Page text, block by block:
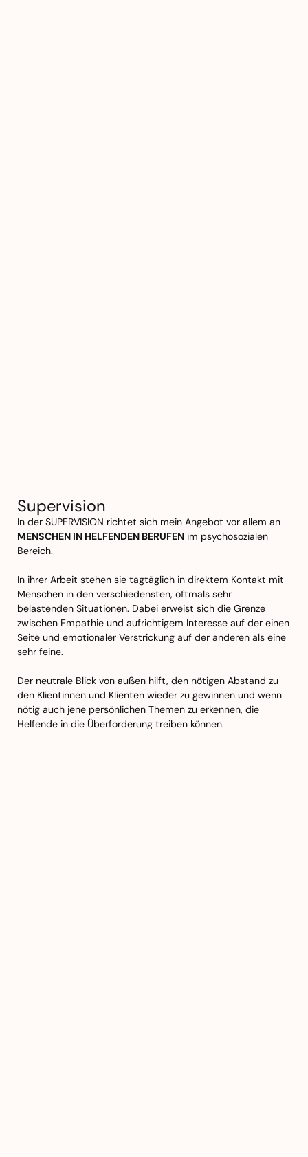
Supervision
In der SUPERVISION richtet sich mein Angebot vor allem an
MENSCHEN IN HELFENDEN BERUFEN im psychosozialen
Bereich.
In ihrer Arbeit stehen sie tagtäglich in direktem Kontakt mit
Menschen in den verschiedensten, oftmals sehr
belastenden Situationen. Dabei erweist sich die Grenze
zwischen Empathie und aufrichtigem Interesse auf der einen
Seite und emotionaler Verstrickung auf der anderen als eine
sehr feine.
Der neutrale Blick von außen hilft, den nötigen Abstand zu
den Klientinnen und Klienten wieder zu gewinnen und wenn
nötig auch jene persönlichen Themen zu erkennen, die
Helfende in die Überforderung treiben können.